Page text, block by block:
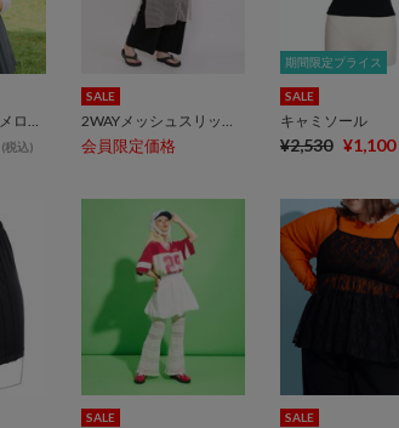
レースアップ配色メロウTシャツ
(税込)
SALE
2WAYメッシュスリットワンピース
会員限定価格
期間限定プライス
期間限定プライス
SALE
キャミソール
¥2,530 ¥1,100
SALE SALE